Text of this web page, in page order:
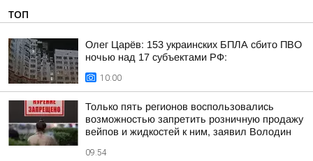
ТОП
Олег Царёв: 153 украинских БПЛА сбито ПВО
ночью над 17 субъектами РФ:
10:00
Только пять регионов воспользовались
возможностью запретить розничную продажу
вейпов и жидкостей к ним, заявил Володин
09:54